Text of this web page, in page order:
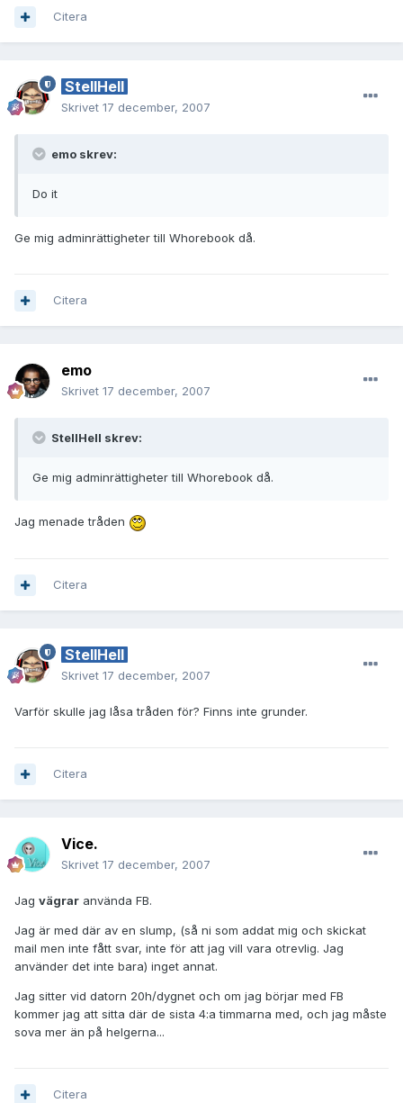
Citera
StellHell
Skrivet 17 december, 2007
emo skrev:
Do it
Ge mig adminrättigheter till Whorebook då.
Citera
emo
Skrivet 17 december, 2007
StellHell skrev:
Ge mig adminrättigheter till Whorebook då.
Jag menade tråden
Citera
StellHell
Skrivet 17 december, 2007
Varför skulle jag låsa tråden för? Finns inte grunder.
Citera
Vice.
Skrivet 17 december, 2007
Jag vägrar använda FB.
Jag är med där av en slump, (så ni som addat mig och skickat
mail men inte fått svar, inte för att jag vill vara otrevlig. Jag
använder det inte bara) inget annat.
Jag sitter vid datorn 20h/dygnet och om jag börjar med FB
kommer jag att sitta där de sista 4:a timmarna med, och jag måste
sova mer än på helgerna...
Citera